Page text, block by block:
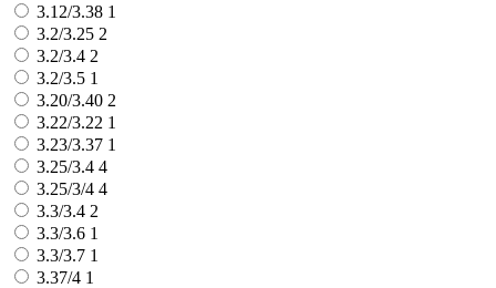
3.12/3.38 1
3.2/3.25 2
3.2/3.4 2
3.2/3.5 1
3.20/3.40 2
3.22/3.22 1
3.23/3.37 1
3.25/3.4 4
3.25/3/4 4
3.3/3.4 2
3.3/3.6 1
3.3/3.7 1
3.37/4 1